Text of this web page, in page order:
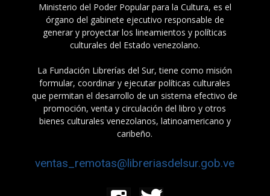
Ministerio del Poder Popular para la Cultura, es el
órgano del gabinete ejecutivo responsable de
generar y proyectar los lineamientos y políticas
culturales del Estado venezolano.
La Fundación Librerías del Sur, tiene como misión
formular, coordinar y ejecutar políticas culturales
que permitan el desarrollo de un sistema efectivo de
promoción, venta y circulación del libro y otros
bienes culturales venezolanos, latinoamericano y
caribeño.
ventas_remotas@libreriasdelsur.gob.ve